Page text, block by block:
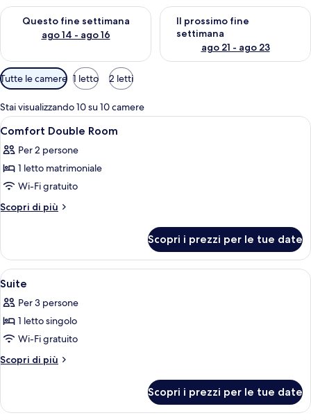
Questo fine settimana
ago 14 - ago 16
Verifica la disponibilità per questo fine settimana, ago 14 -
Il prossimo fine
settimana
ago 21 - ago 23
Verifica la disponibilità per il
Filtri
disponibili
per
le
camere
Tutte le camere 1 letto 2 letti
Stai visualizzando 10 su 10 camere
Apri
tutte
le
foto
per
Comfort
Una cassaforte in camera, tende
10
Comfort Double Room
Per 2 persone
1 letto matrimoniale
Wi-Fi gratuito
Scopri di più
Altri
Double
Room
Scopri i prezzi per le tue date
Apri
tutte
le
foto
per
Suite
Una cassaforte in camera, tende
7
Suite
Per 3 persone
1 letto singolo
Wi-Fi gratuito
Scopri di più
Altri
Scopri i prezzi per le tue date